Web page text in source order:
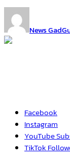
News
Facebook
Instagram
YouTube
TikTok